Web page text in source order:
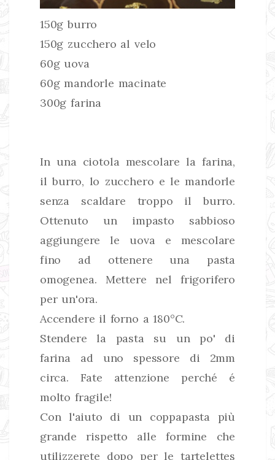
150g burro
150g zucchero al velo
60g uova
60g mandorle macinate
300g farina
In una ciotola mescolare la farina,
il burro, lo zucchero e le mandorle
senza scaldare troppo il burro.
Ottenuto un impasto sabbioso
aggiungere le uova e mescolare
fino ad ottenere una pasta
omogenea. Mettere nel frigorifero
per un'ora.
Accendere il forno a 180°C.
Stendere la pasta su un po' di
farina ad uno spessore di 2mm
circa. Fate attenzione perché é
molto fragile!
Con l'aiuto di un coppapasta più
grande rispetto alle formine che
utilizzerete dopo per le tartelettes